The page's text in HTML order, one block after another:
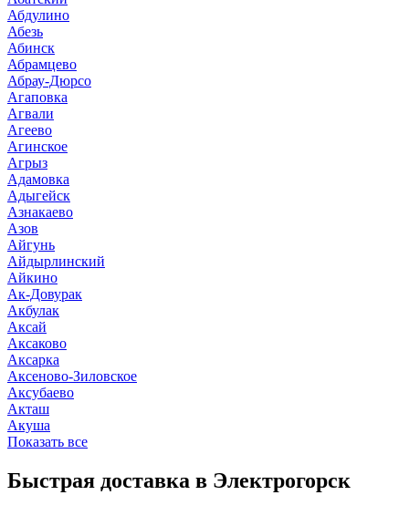
Абдулино
Абезь
Абинск
Абрамцево
Абрау-Дюрсо
Агаповка
Агвали
Агеево
Агинское
Агрыз
Адамовка
Адыгейск
Азнакаево
Азов
Айгунь
Айдырлинский
Айкино
Ак-Довурак
Акбулак
Аксай
Аксаково
Аксарка
Аксеново-Зиловское
Аксубаево
Акташ
Акуша
Показать все
Быстрая доставка в Электрогорск